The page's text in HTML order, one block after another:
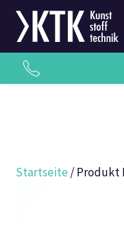
Startseite / Produkt